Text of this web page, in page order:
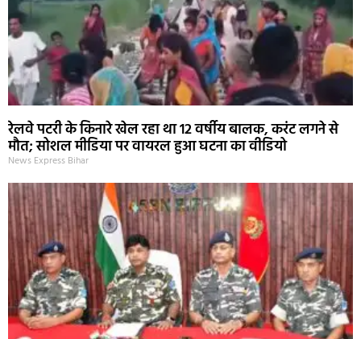
रेलवे पटरी के किनारे खेल रहा था 12 वर्षीय बालक, करंट लगने से
मौत; सोशल मीडिया पर वायरल हुआ घटना का वीडियो
News Express Bihar